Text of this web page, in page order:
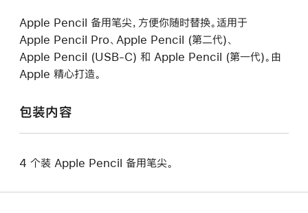
Apple Pencil 备用笔尖，方便你随时替换。适用于
Apple Pencil Pro、Apple Pencil (第二代)、
Apple Pencil (USB-C) 和 Apple Pencil (第一代)。由
Apple 精心打造。
包装内容
4 个装 Apple Pencil 备用笔尖。